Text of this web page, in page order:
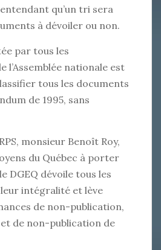
qu’un tri sera
à dévoiler ou non.
par tous les
l’Assemblée nationale est
tous les documents
de 1995, sans
monsieur Benoît Roy,
du Québec à porter
DGEQ dévoile tous les
intégralité et lève
de non-publication,
de non-publication de